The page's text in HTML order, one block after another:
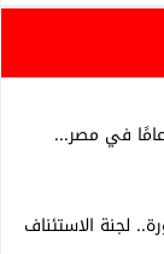
لجنة الاستئناف